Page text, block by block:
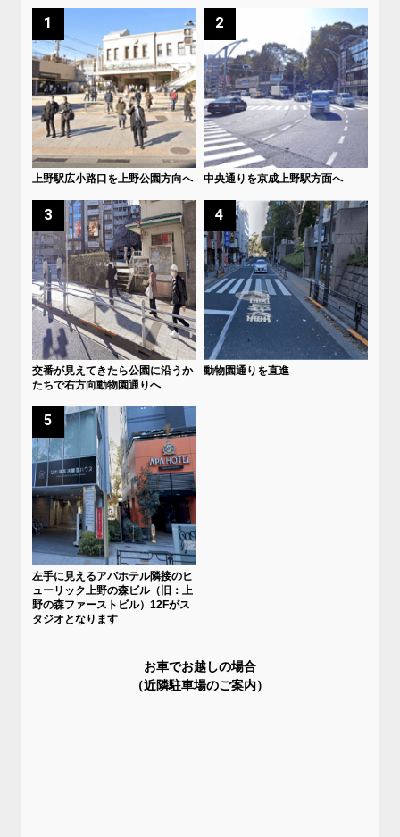
1
上野駅広小路口を上野公園方向へ
2
中央通りを京成上野駅方面へ
3
交番が見えてきたら公園に沿うか
たちで右方向動物園通りへ
4
動物園通りを直進
5
左手に見えるアパホテル隣接のヒ
ューリック上野の森ビル（旧：上
野の森ファーストビル）12Fがス
タジオとなります
お車でお越しの場合
（近隣駐車場のご案内）